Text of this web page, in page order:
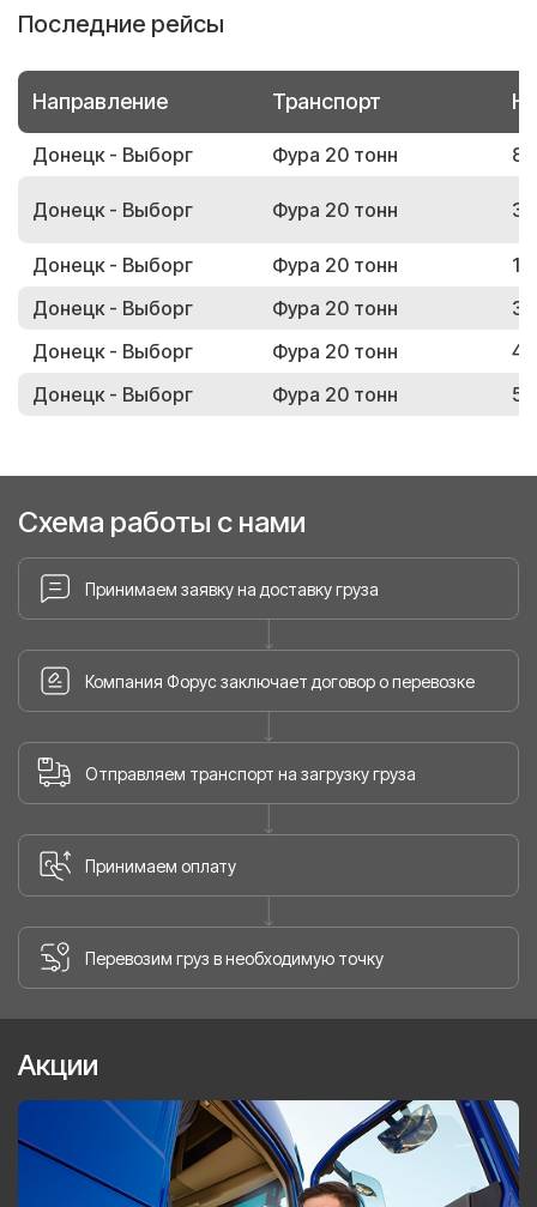
Последние рейсы
Направление Транспорт
Донецк - Выборг Фура 20 тонн
Донецк - Выборг Фура 20 тонн
Донецк - Выборг Фура 20 тонн
Донецк - Выборг
Фура 20 тонн
Донецк - Выборг
Фура 20 тонн
Донецк - Выборг
Фура 20 тонн
Схема работы с нами
Принимаем заявку на доставку груза
Компания Форус заключает договор о перевозке
Отправляем транспорт на загрузку груза
Принимаем оплату
Перевозим груз в необходимую точку
Акции